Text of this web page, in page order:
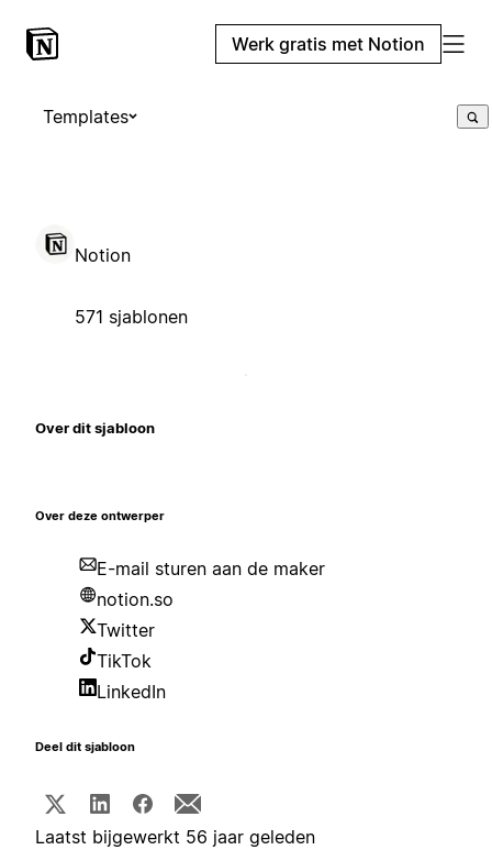
Werk gratis met Notion
Templates
Notion
571 sjablonen
Over dit sjabloon
Over deze ontwerper
E-mail sturen aan de maker
notion.so
Twitter
TikTok
LinkedIn
Deel dit sjabloon
Laatst bijgewerkt 56 jaar geleden